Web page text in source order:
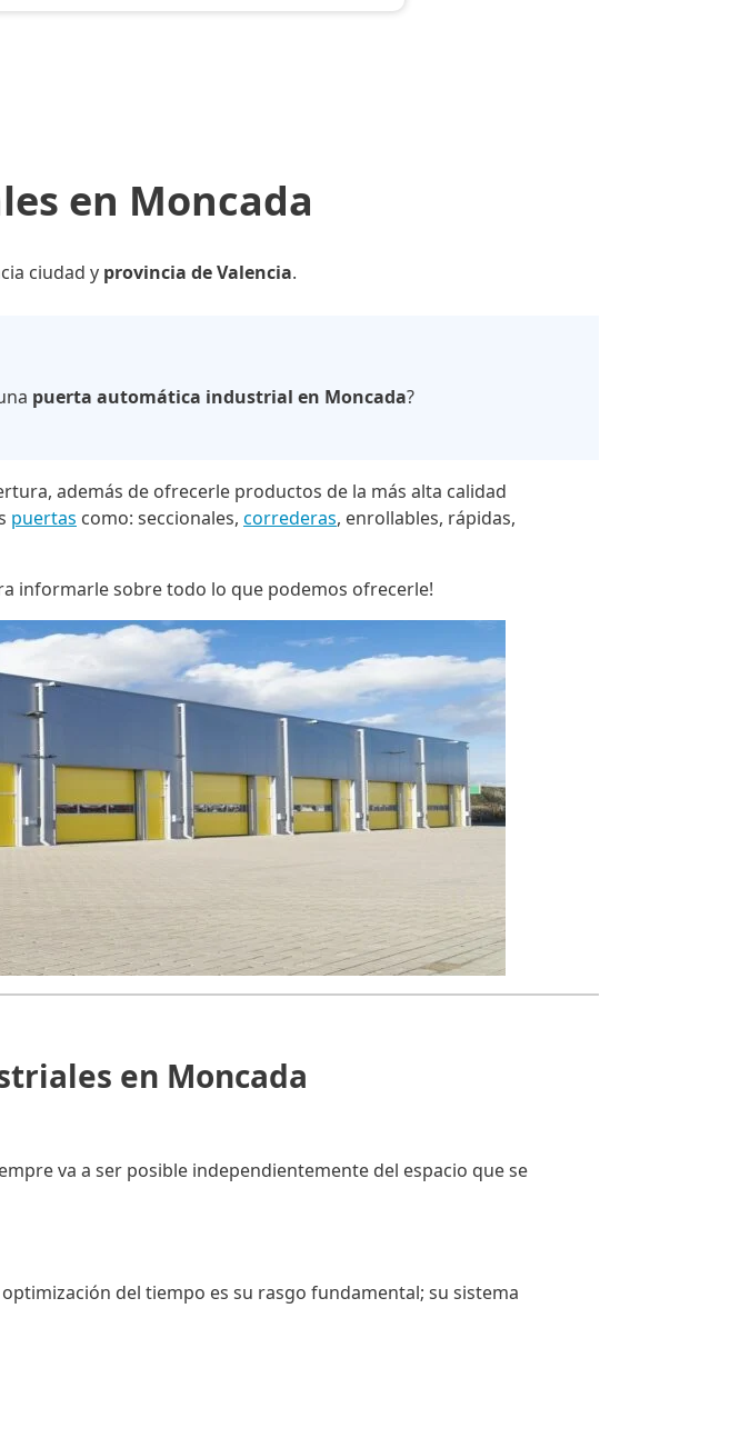
en Moncada
ciudad y provincia de Valencia.
puerta automática industrial en Moncada?
además de ofrecerle productos de la más alta calidad
puertas como: seccionales, correderas, enrollables, rápidas,
informarle sobre todo lo que podemos ofrecerle!
en Moncada
va a ser posible independientemente del espacio que se
del tiempo es su rasgo fundamental; su sistema